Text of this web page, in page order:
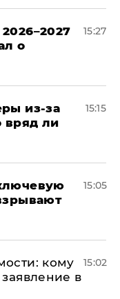
о
15:27
из-за
вряд ли
15:15
15:05
кому
в
15:02